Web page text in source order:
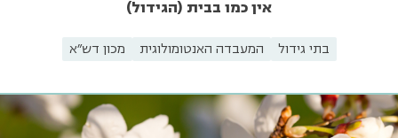
אין כמו בבית (הגידול)
בתי גידול המעבדה האנטומולוגית מכון דש"א